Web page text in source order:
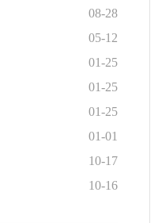
08-28
05-12
01-25
01-25
01-25
01-01
10-17
10-16